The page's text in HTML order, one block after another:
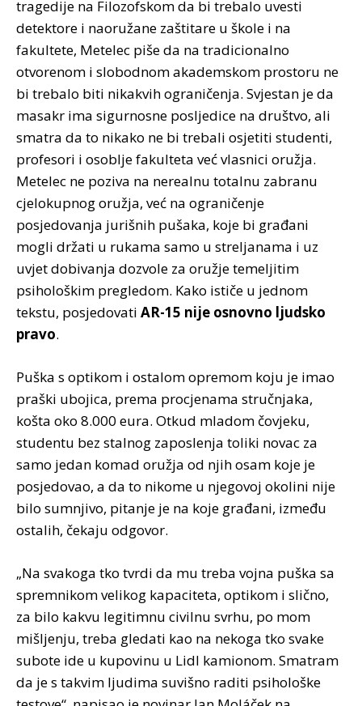
tragedije na Filozofskom da bi trebalo uvesti
detektore i naoružane zaštitare u škole i na
fakultete, Metelec piše da na tradicionalno
otvorenom i slobodnom akademskom prostoru ne
bi trebalo biti nikakvih ograničenja. Svjestan je da
masakr ima sigurnosne posljedice na društvo, ali
smatra da to nikako ne bi trebali osjetiti studenti,
profesori i osoblje fakulteta već vlasnici oružja.
Metelec ne poziva na nerealnu totalnu zabranu
cjelokupnog oružja, već na ograničenje
posjedovanja jurišnih pušaka, koje bi građani
mogli držati u rukama samo u streljanama i uz
uvjet dobivanja dozvole za oružje temeljitim
psihološkim pregledom. Kako ističe u jednom
tekstu, posjedovati AR-15 nije osnovno ljudsko
pravo.
Puška s optikom i ostalom opremom koju je imao
praški ubojica, prema procjenama stručnjaka,
košta oko 8.000 eura. Otkud mladom čovjeku,
studentu bez stalnog zaposlenja toliki novac za
samo jedan komad oružja od njih osam koje je
posjedovao, a da to nikome u njegovoj okolini nije
bilo sumnjivo, pitanje je na koje građani, između
ostalih, čekaju odgovor.
„Na svakoga tko tvrdi da mu treba vojna puška sa
spremnikom velikog kapaciteta, optikom i slično,
za bilo kakvu legitimnu civilnu svrhu, po mom
mišljenju, treba gledati kao na nekoga tko svake
subote ide u kupovinu u Lidl kamionom. Smatram
da je s takvim ljudima suvišno raditi psihološke